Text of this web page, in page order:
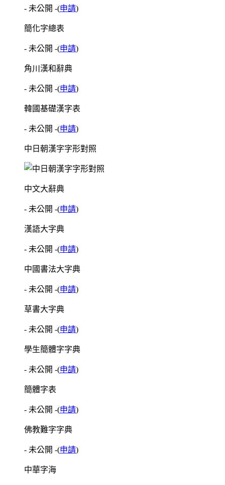
- 未公開 -(申請)
簡化字總表
- 未公開 -(申請)
角川漢和辭典
- 未公開 -(申請)
韓國基礎漢字表
- 未公開 -(申請)
中日朝漢字字形對照
中文大辭典
- 未公開 -(申請)
漢語大字典
- 未公開 -(申請)
中國書法大字典
- 未公開 -(申請)
草書大字典
- 未公開 -(申請)
學生簡體字字典
- 未公開 -(申請)
簡體字表
- 未公開 -(申請)
佛教難字字典
- 未公開 -(申請)
中華字海